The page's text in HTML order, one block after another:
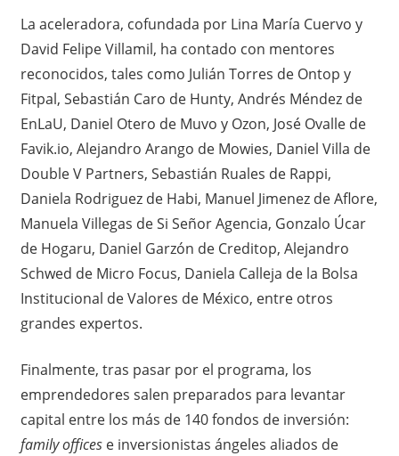
La aceleradora, cofundada por Lina María Cuervo y
David Felipe Villamil, ha contado con mentores
reconocidos, tales como Julián Torres de Ontop y
Fitpal, Sebastián Caro de Hunty, Andrés Méndez de
EnLaU, Daniel Otero de Muvo y Ozon, José Ovalle de
Favik.io, Alejandro Arango de Mowies, Daniel Villa de
Double V Partners, Sebastián Ruales de Rappi,
Daniela Rodriguez de Habi, Manuel Jimenez de Aflore,
Manuela Villegas de Si Señor Agencia, Gonzalo Úcar
de Hogaru, Daniel Garzón de Creditop, Alejandro
Schwed de Micro Focus, Daniela Calleja de la Bolsa
Institucional de Valores de México, entre otros
grandes expertos.
Finalmente, tras pasar por el programa, los
emprendedores salen preparados para levantar
capital entre los más de 140 fondos de inversión:
family officese inversionistas ángeles aliados de